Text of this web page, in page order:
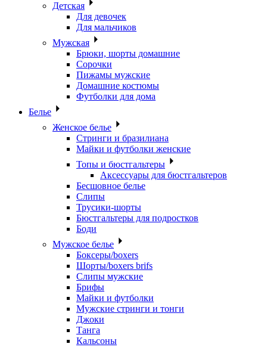
Детская
Для девочек
Для мальчиков
Мужская
Брюки, шорты домашние
Сорочки
Пижамы мужские
Домашние костюмы
Футболки для дома
Белье
Женское белье
Стринги и бразилиана
Майки и футболки женские
Топы и бюстгальтеры
Аксессуары для бюстгальтеров
Бесшовное белье
Слипы
Трусики-шорты
Бюстгальтеры для подростков
Боди
Мужское белье
Боксеры/boxers
Шорты/boxers brifs
Слипы мужские
Брифы
Майки и футболки
Мужские стринги и тонги
Джоки
Танга
Кальсоны